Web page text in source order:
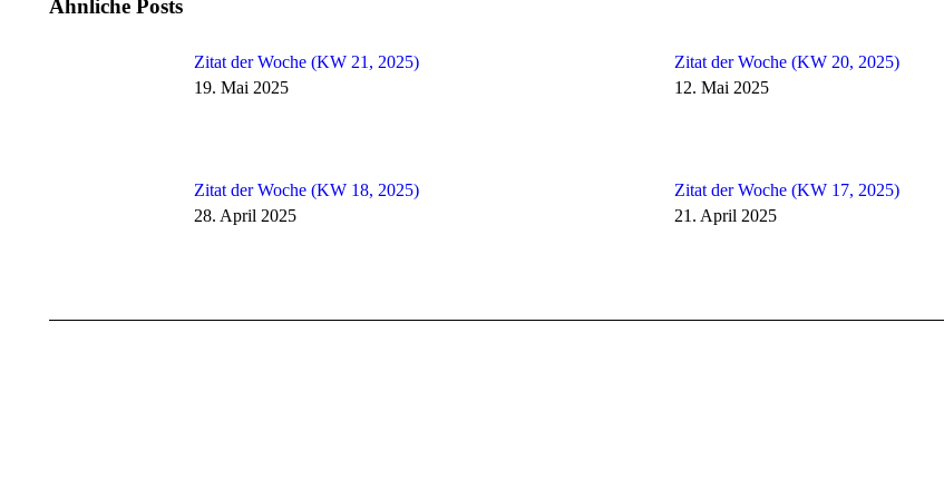
Ähnliche Posts
Zitat der Woche (KW 21, 2025)
19. Mai 2025
Zitat der Woche (KW 20, 2025)
12. Mai 2025
Zitat der Woche (KW 18, 2025)
28. April 2025
Zitat der Woche (KW 17, 2025)
21. April 2025